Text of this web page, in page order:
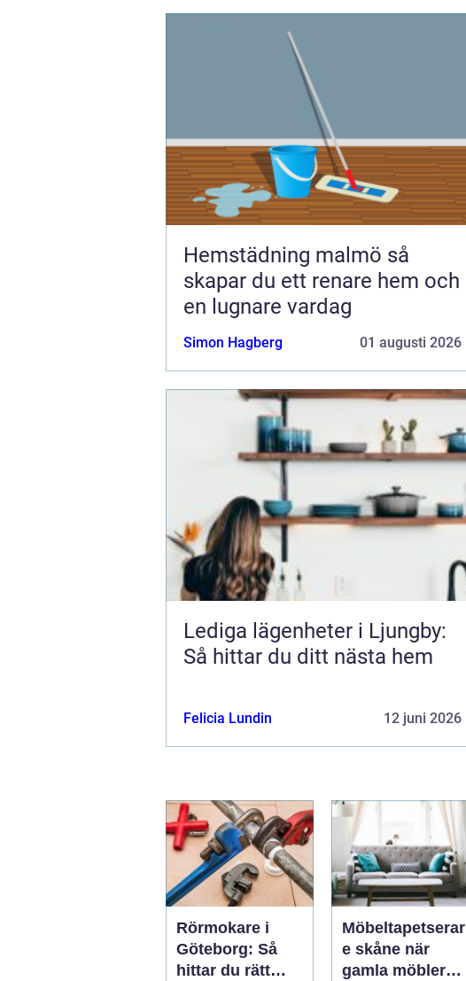
Hemstädning malmö så
skapar du ett renare hem och
en lugnare vardag
Simon Hagberg 01 augusti 2026
Lediga lägenheter i Ljungby:
Så hittar du ditt nästa hem
Felicia Lundin 12 juni 2026
Rörmokare i
Göteborg: Så
hittar du rätt
Möbeltapetserar
e skåne när
gamla möbler